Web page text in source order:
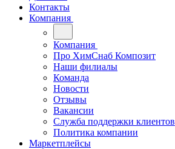
Контакты
Компания
Компания
Про ХимСнаб Композит
Наши филиалы
Команда
Новости
Отзывы
Вакансии
Служба поддержки клиентов
Политика компании
Маркетплейсы